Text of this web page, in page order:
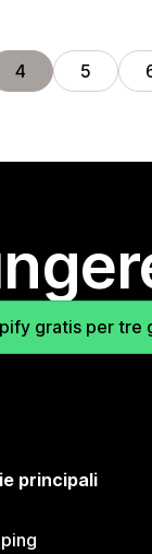
4 5
gratis per tre
principali